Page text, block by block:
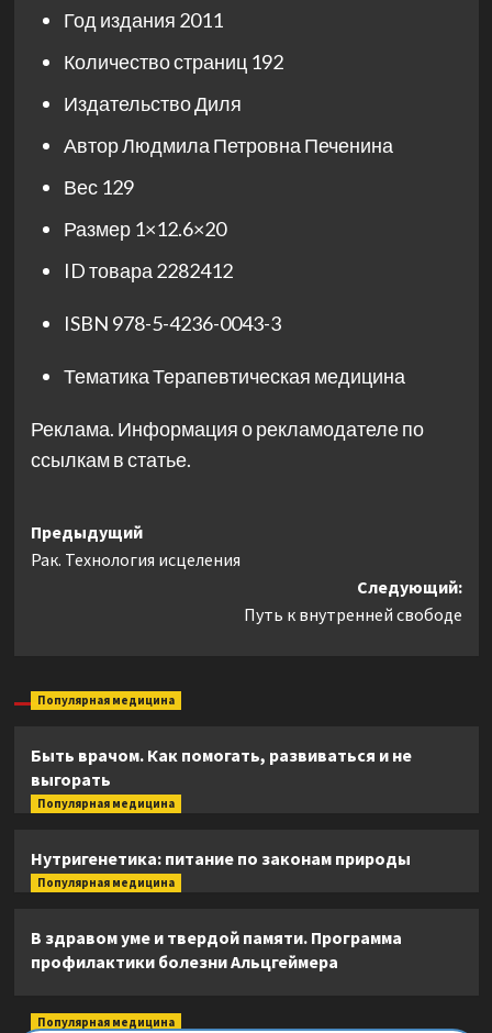
Год издания 2011
Количество страниц 192
ИздательствоДиля
АвторЛюдмила Петровна Печенина
Вес 129
Размер 1×12.6×20
ID товара 2282412
ISBN 978-5-4236-0043-3
ТематикаТерапевтическая медицина
Реклама. Информация о рекламодателе по
ссылкам в статье.
Навигация
записи
Предыдущий
Рак. Технология исцеления
Следующий:
Путь к внутренней свободе
Популярная медицина
Быть врачом. Как помогать, развиваться и не
выгорать
Популярная медицина
Нутригенетика: питание по законам природы
Популярная медицина
В здравом уме и твердой памяти. Программа
профилактики болезни Альцгеймера
Популярная медицина